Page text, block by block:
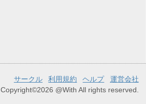
サークル 利用規約 ヘルプ
運営会社
Copyright©2026 @With All rights reserved.